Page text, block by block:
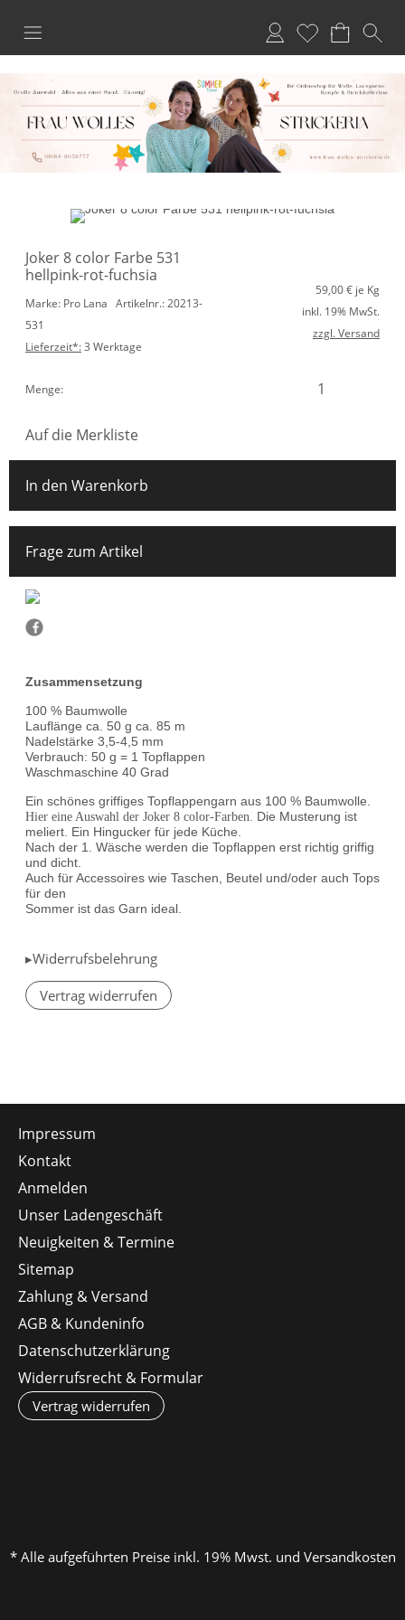
Anmelden
Merkliste
Joker 8 color Farbe 531
hellpink-rot-fuchsia
Marke: Pro Lana Artikelnr.: 20213-
531
Lieferzeit*:3 Werktage
59,00€ je Kg
inkl. 19% MwSt.
zzgl. Versand
Menge:
Auf die Merkliste
In den Warenkorb
Frage zum Artikel
Zusammensetzung
100 % Baumwolle
Lauflänge ca. 50 g ca. 85 m
Nadelstärke 3,5-4,5 mm
Verbrauch: 50 g = 1 Topflappen
Waschmaschine 40 Grad
Ein schönes griffiges Topflappengarn aus 100 % Baumwolle.
Hier eine Auswahl der Joker 8 color-Farben. Die Musterung ist
meliert. Ein Hingucker für jede Küche.
Nach der 1. Wäsche werden die Topflappen erst richtig griffig
und dicht.
Auch für Accessoires wie Taschen, Beutel und/oder auch Tops
für den
Sommer ist das Garn ideal.
▸Widerrufsbelehrung
Vertrag widerrufen
Impressum
Kontakt
Anmelden
Unser Ladengeschäft
Neuigkeiten & Termine
Sitemap
Zahlung & Versand
AGB & Kundeninfo
Datenschutzerklärung
Widerrufsrecht & Formular
Vertrag widerrufen
* Alle aufgeführten Preise inkl. 19% Mwst. und Versandkosten